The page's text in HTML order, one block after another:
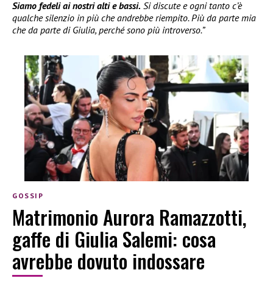
Siamo fedeli ai nostri alti e bassi. Si discute e ogni tanto c’è
qualche silenzio in più che andrebbe riempito. Più da parte mia
che da parte di Giulia, perché sono più introverso.”
GOSSIP
Matrimonio Aurora Ramazzotti,
gaffe di Giulia Salemi: cosa
avrebbe dovuto indossare